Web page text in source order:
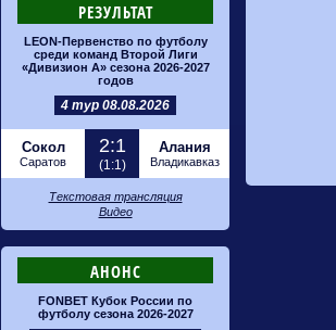
РЕЗУЛЬТАТ
LEON-Первенство по футболу
среди команд Второй Лиги
«Дивизион А» сезона 2026-2027
годов
4 тур 08.08.2026
Сокол
Саратов
2:1
(1:1)
Алания
Владикавказ
Текстовая трансляция
Видео
АНОНС
FONBET Кубок России по
футболу сезона 2026-2027